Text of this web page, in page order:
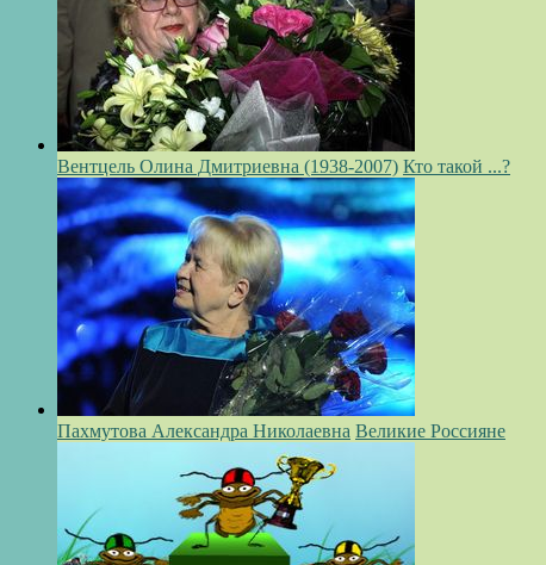
Вентцель Олина Дмитриевна (1938-2007) Кто такой ...?
Пахмутова Александра Николаевна Великие Россияне